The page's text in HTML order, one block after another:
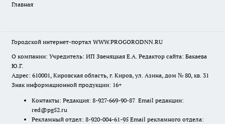
Главная
Городской интернет-портал WWW.PROGORODNN.RU
О компании: Учредитель: ИП Звеняцкая Е.А. Редактор сайта: Бакаева
Ю.Г.
Адрес: 610001, Кировская область, г. Киров, ул. Азина, дом № 80, кв. 31
Знак информационной продукции: 16+
Контакты: Редакция: 8-927-669-90-87 Email редакции:
red@pg52.ru
Рекламный отдел: 8-920-004-61-95 Email рекламного отдела: